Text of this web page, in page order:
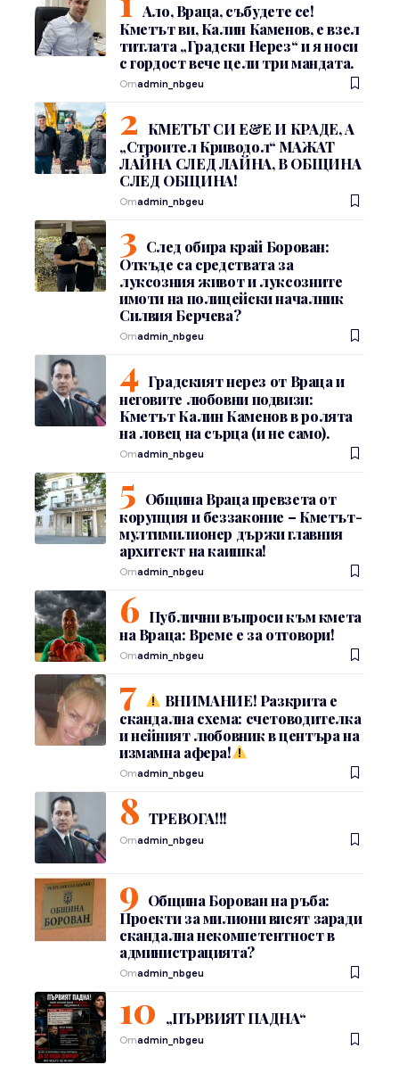
Ало, Враца, събудете се!
Кметът ви, Калин Каменов, е взел
титлата „Градски Нерез“ и я носи
с гордост вече цели три мандата.
Отadmin_nbgeu
КМЕТЪТ СИ Е&Е И КРАДЕ, А
„Строител Криводол“ МАЖАТ
ЛАЙНА СЛЕД ЛАЙНА, В ОБЩИНА
СЛЕД ОБЩИНА!
Отadmin_nbgeu
След обира край Борован:
Откъде са средствата за
луксозния живот и луксозните
имоти на полицейски началник
Силвия Берчева?
Отadmin_nbgeu
Градският нерез от Враца и
неговите любовни подвизи:
Кметът Калин Каменов в ролята
на ловец на сърца (и не само).
Отadmin_nbgeu
Община Враца превзета от
корупция и беззаконие – Кметът-
мултимилионер държи главния
архитект на каишка!
Отadmin_nbgeu
Публични въпроси към кмета
на Враца: Време е за отговори!
Отadmin_nbgeu
ВНИМАНИЕ! Разкрита е
скандална схема: счетоводителка
и нейният любовник в центъра на
измамна афера!
Отadmin_nbgeu
ТРЕВОГА!!!
Отadmin_nbgeu
Община Борован на ръба:
Проекти за милиони висят заради
скандална некомпетентност в
администрацията?
Отadmin_nbgeu
„ПЪРВИЯТ ПАДНА“
Отadmin_nbgeu